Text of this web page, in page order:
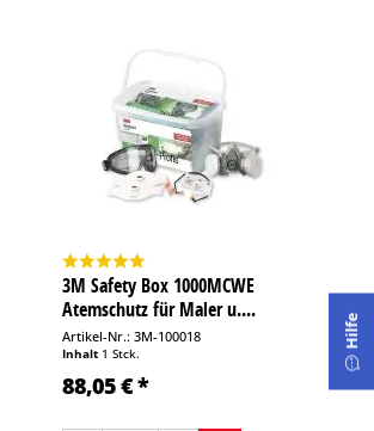
3M Safety Box 1000MCWE
Atemschutz für Maler u....
Artikel-Nr.: 3M-100018
Inhalt 1 Stck.
88,05 € *
Hilfe